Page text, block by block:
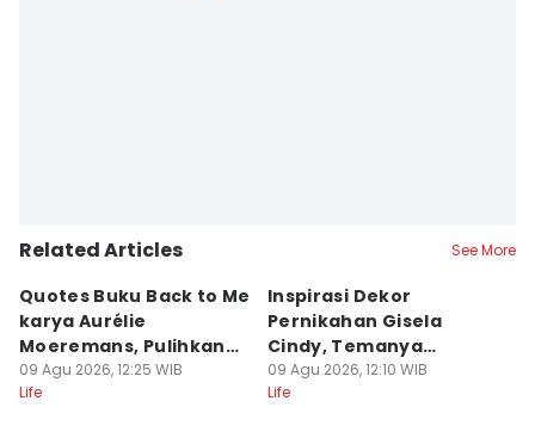
Related Articles See More
Quotes Buku Back to Me
karya Aurélie
Moeremans, Pulihkan
Luka Terdalam
09 Agu 2026, 12:25 WIB
Life
Inspirasi Dekor
Pernikahan Gisela
Cindy, Temanya
Romantic Garden!
09 Agu 2026, 12:10 WIB
Life